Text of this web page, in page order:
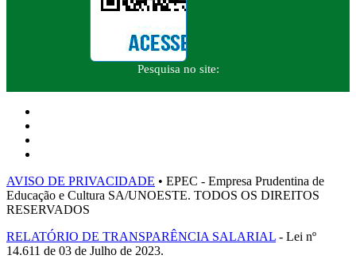
Pesquisa no site:
AVISO DE PRIVACIDADE • EPEC - Empresa Prudentina de
Educação e Cultura SA/UNOESTE. TODOS OS DIREITOS
RESERVADOS
RELATÓRIO DE TRANSPARÊNCIA SALARIAL - Lei nº
14.611 de 03 de Julho de 2023.